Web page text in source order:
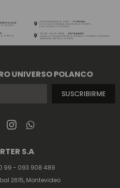
 
S.A
99 - 093 908 489
2615, Montevideo
UNIVERSO POLANCO
SUSCRIBIRME